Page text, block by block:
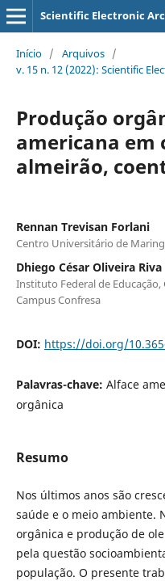
Scientific Electronic
Início / Arquivos /
v. 15 n. 12 (2022): Scientific
Produção
americana em
almeirão,
Rennan Trevisan Forlani
Centro Universitário de
Dhiego César Oliveira
Instituto Federal de Educação,
Campus Confresa
DOI: https://doi.org/
Palavras-chave: Alface
orgânica
Resumo
Nos últimos anos são
saúde e o meio ambiente.
orgânica e produção de
pela questão
população. O presente